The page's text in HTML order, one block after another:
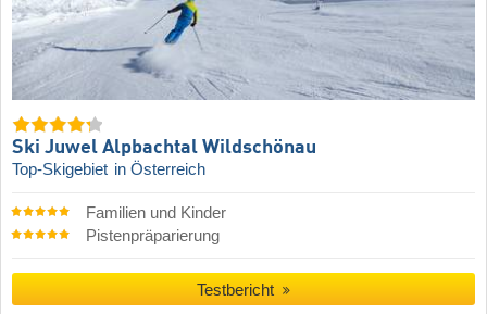
Ski Juwel Alpbachtal Wildschönau
Top-Skigebiet in Österreich
Familien und Kinder
Pistenpräparierung
Testbericht